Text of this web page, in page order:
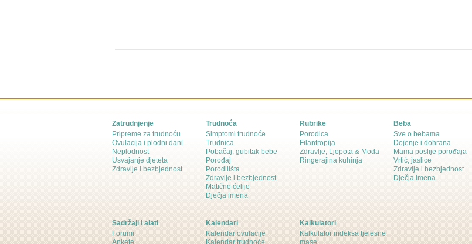
Zatrudnjenje
Pripreme za trudnoću
Ovulacija i plodni dani
Neplodnost
Usvajanje djeteta
Zdravlje i bezbjednost
Trudnoća
Simptomi trudnoće
Trudnica
Pobačaj, gubitak bebe
Porođaj
Porodilišta
Zdravlje i bezbjednost
Matične ćelije
Dječja imena
Rubrike
Porodica
Filantropija
Zdravlje, Ljepota & Moda
Ringerajina kuhinja
Beba
Sve o bebama
Dojenje i dohrana
Mama poslije porođaja
Vrtić, jaslice
Zdravlje i bezbjednost
Dječja imena
Sadržaji i alati
Forumi
Ankete
Kalendari
Kalendar ovulacije
Kalendar trudnoće
Kalkulatori
Kalkulator indeksa tjelesne
mase